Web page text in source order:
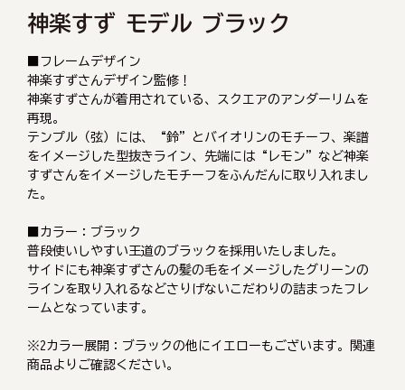
神楽すず モデル ブラック
■フレームデザイン
神楽すずさんデザイン監修！
神楽すずさんが着用されている、スクエアのアンダーリムを
再現。
テンプル（弦）には、“鈴”とバイオリンのモチーフ、楽譜
をイメージした型抜きライン、先端には“レモン”など神楽
すずさんをイメージしたモチーフをふんだんに取り入れまし
た。
■カラー：ブラック
普段使いしやすい王道のブラックを採用いたしました。
サイドにも神楽すずさんの髪の毛をイメージしたグリーンの
ラインを取り入れるなどさりげないこだわりの詰まったフレ
ームとなっています。
※2カラー展開：ブラックの他にイエローもございます。関連
商品よりご確認ください。